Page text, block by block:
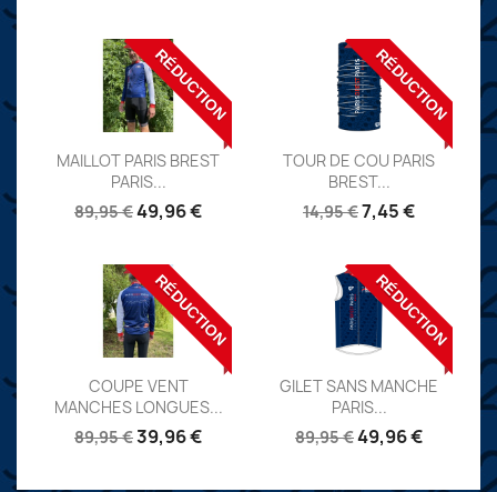
Aperçu
Réf:
MAILLOT PARIS BREST
PARIS...
89,95 €49,96 €
RÉDUCTION
Aperçu
Réf: TDC1
TOUR DE COU PARIS
BREST...
14,95 €7,45 €
RÉDUCTION
 Aperçu
Réf:
COUPE VENT
MANCHES LONGUES...
89,95 €39,96 €
RÉDUCTION
Aperçu
Réf:
GILET SANS MANCHE
PARIS...
89,95 €49,96 €
RÉDUCTION